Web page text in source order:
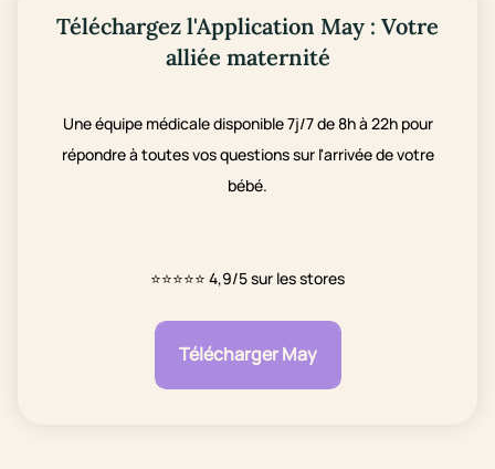
Téléchargez l'Application May : Votre
alliée maternité
Une équipe médicale disponible 7j/7 de 8h à 22h pour
répondre à toutes vos questions sur l'arrivée de votre
bébé.
⭐⭐⭐⭐⭐ 4,9/5 sur les stores
Télécharger May